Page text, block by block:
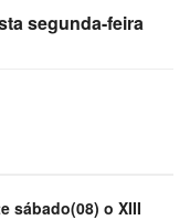
segunda-feira
sábado(08) o XIII